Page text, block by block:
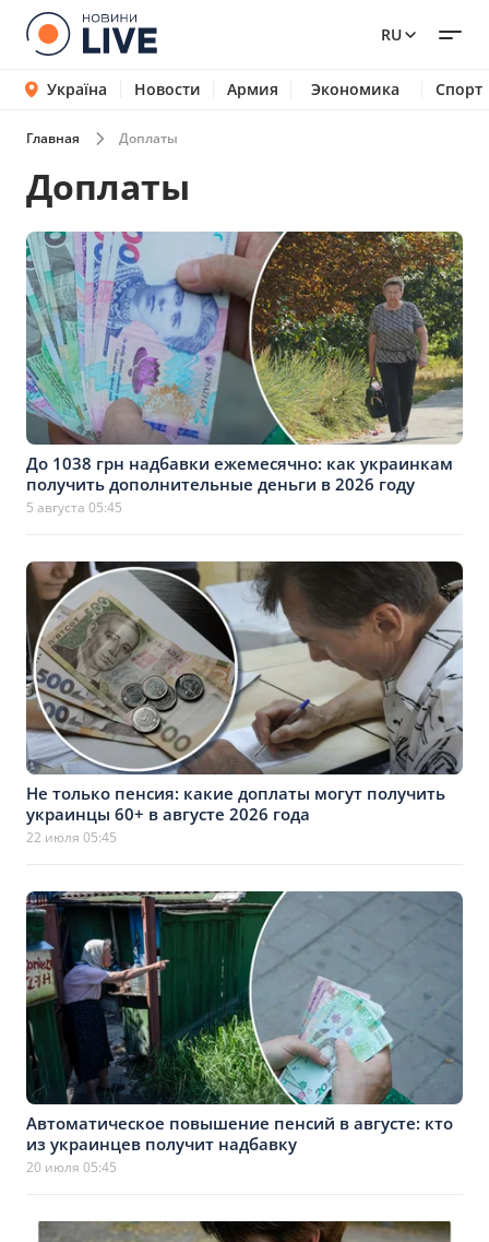
RU
Україна Новости Армия Экономика Спорт
Главная Доплаты
Доплаты
До 1038 грн надбавки ежемесячно: как украинкам
получить дополнительные деньги в 2026 году
5 августа 05:45
Не только пенсия: какие доплаты могут получить
украинцы 60+ в августе 2026 года
22 июля 05:45
Автоматическое повышение пенсий в августе: кто
из украинцев получит надбавку
20 июля 05:45